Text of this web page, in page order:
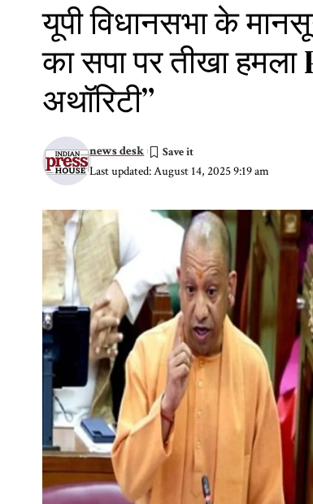
यूपी विधानसभा के
का सपा पर तीखा
अथॉरिटी”
Last updated: August 14, 2025 9:19 am
news desk